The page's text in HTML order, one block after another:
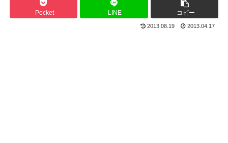
Pocket LINE コピー
2013.08.19 2013.04.17